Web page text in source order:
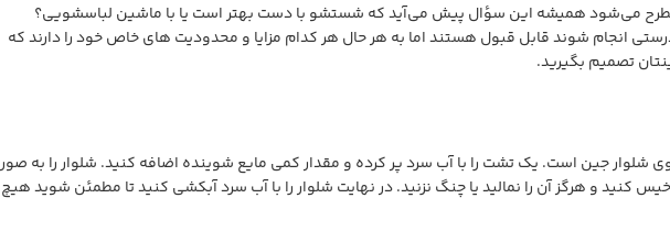
می‌شود همیشه این سؤال پیش می‌آید که شستشو با دست بهتر است یا با ماشین لباسشویی؟
انجام شوند قابل قبول هستند اما به هر حال هر کدام مزایا و محدودیت های خاص خود را دارند که
تصمیم بگیرید.
جین است. یک تشت را با آب سرد پر کرده و مقدار کمی مایع شوینده اضافه کنید. شلوار را به
تا ۴۵ دقیقه در آب خیس کنید و هرگز آن را نمالید یا چنگ نزنید. در نهایت شلوار را با آب سرد آبکشی کنید تا مطمئن شوید هیچ